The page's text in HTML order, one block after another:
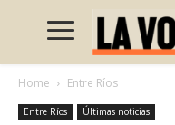
Home Entre Ríos
Entre Ríos Últimas noticias